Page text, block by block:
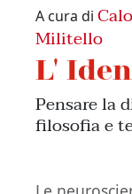
A cura di
Militello
L'
Pensare la
filosofia e